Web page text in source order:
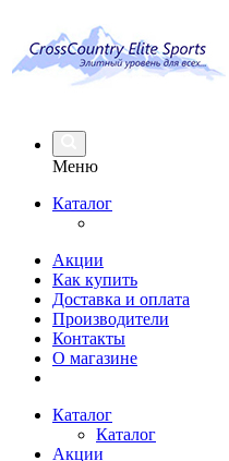
Меню
Каталог
Акции
Как купить
Доставка и оплата
Производители
Контакты
О магазине
Каталог
Каталог
Акции